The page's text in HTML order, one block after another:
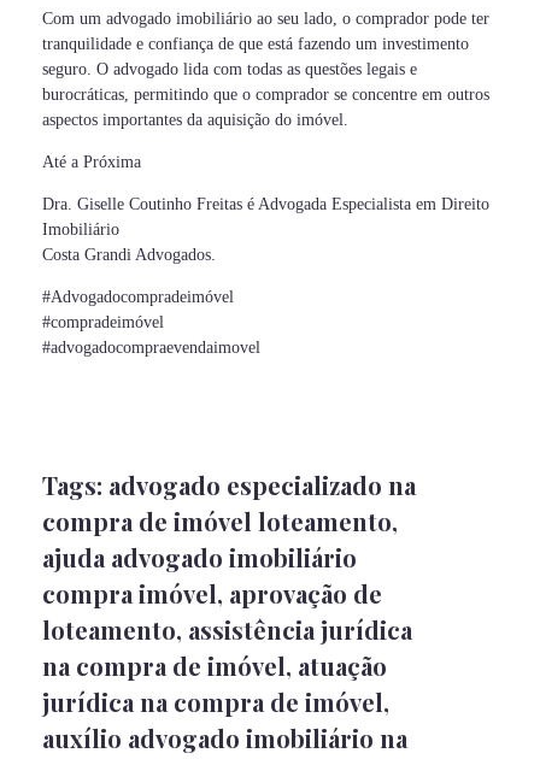
Com um advogado imobiliário ao seu lado, o comprador pode ter
tranquilidade e confiança de que está fazendo um investimento
seguro. O advogado lida com todas as questões legais e
burocráticas, permitindo que o comprador se concentre em outros
aspectos importantes da aquisição do imóvel.
Até a Próxima
Dra. Giselle Coutinho Freitas é Advogada Especialista em Direito
Imobiliário
Costa Grandi Advogados.
#Advogadocompradeimóvel
#compradeimóvel
#advogadocompraevendaimovel
Tags: advogado especializado na
compra de imóvel loteamento,
ajuda advogado imobiliário
compra imóvel, aprovação de
loteamento, assistência jurídica
na compra de imóvel, atuação
jurídica na compra de imóvel,
auxílio advogado imobiliário na